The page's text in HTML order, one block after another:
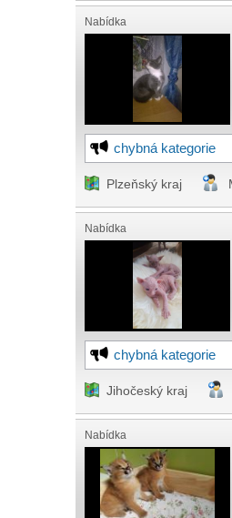
Nabídka
chybná kategorie
Plzeňský kraj
Nabídka
chybná kategorie
Jihočeský kraj
Nabídka